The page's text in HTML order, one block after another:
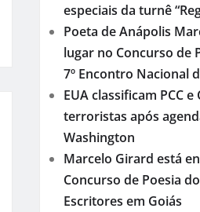
especiais da turnê
Poeta de Anápolis
lugar no Concurso de
7º Encontro Nacional
EUA classificam PCC
terroristas após
Washington
Marcelo Girard está
Concurso de Poesia
Escritores em Goiás